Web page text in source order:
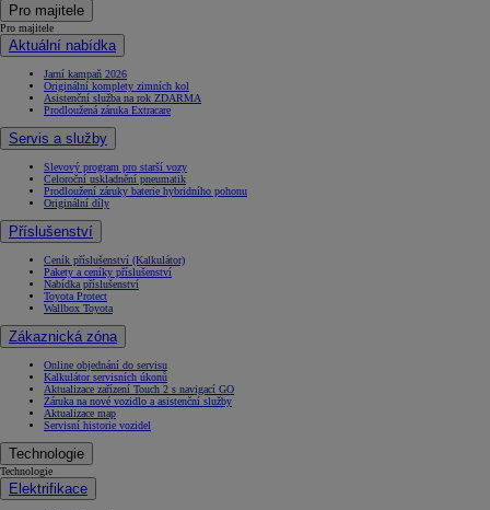
Pro majitele
Pro majitele
Aktuální nabídka
Jarní kampaň 2026
Originální komplety zimních kol
Asistenční služba na rok ZDARMA
Prodloužená záruka Extracare
Servis a služby
Slevový program pro starší vozy
Celoroční uskladnění pneumatik
Prodloužení záruky baterie hybridního pohonu
Originální díly
Příslušenství
Ceník příslušenství (Kalkulátor)
Pakety a ceníky příslušenství
Nabídka příslušenství
Toyota Protect
Wallbox Toyota
Zákaznická zóna
Online objednání do servisu
Kalkulátor servisních úkonů
Aktualizace zařízení Touch 2 s navigací GO
Záruka na nové vozidlo a asistenční služby
Aktualizace map
Servisní historie vozidel
Technologie
Technologie
Elektrifikace